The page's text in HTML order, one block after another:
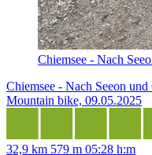
Chiemsee - Nach
Chiemsee - Nach Seeon und
Mountain bike, 09.05.2025
32,9 km 579 m 05:28 h:m